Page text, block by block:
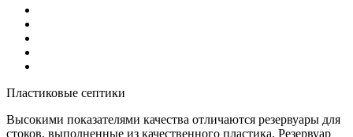
Пластиковые септики
Высокими показателями качества отличаются резервуары для
стоков, выполненные из качественного пластика. Резервуар